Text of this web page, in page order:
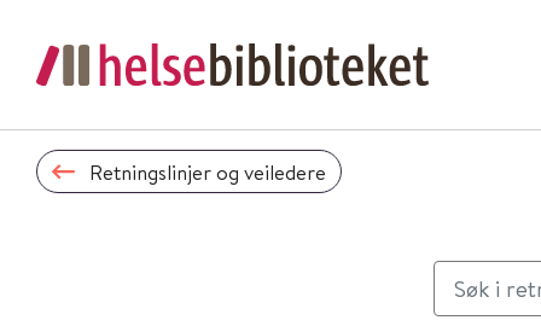
Retningslinjer og veiledere